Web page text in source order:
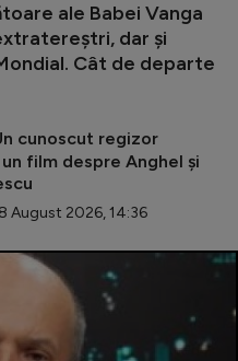
ale Babei Vanga
dar și
Cât de departe
cunoscut regizor
film despre Anghel și
August 2026, 14:36